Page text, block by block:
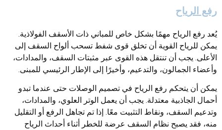
رفع الرياح
يُعد رفع الرياح مهمًا بشكل خاص للمباني ذات الأسقف الفولاذية.
يمكن للرياح القوية أن تخلق قوى شفط تسحب ألواح السقف إلى
الأعلى. يجب أن تنتقل هذه القوى عبر مثبتات السقف، والمدادات،
وأعضاء الجمالون، والتدعيم، وأخيرًا إلى الإطار الرئيسي للمبنى.
يمكن أن يتحكم رفع الرياح في تصميم الوصلات حتى عندما تبدو
أحمال الجاذبية معتدلة. يجب أن يعمل الوتر العلوي، والمدادات،
وتدعيم السقف، ونقاط التثبيت معًا. إذا تم تجاهل الرفع أو التقليل
منه، فقد يصبح نظام السقف عرضة للخطر أثناء أحداث الرياح